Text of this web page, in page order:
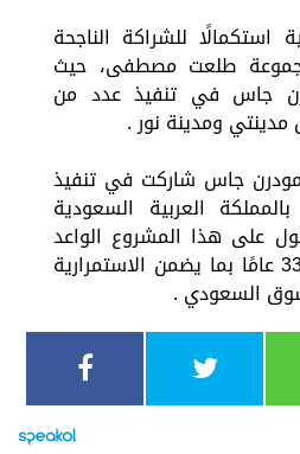
استكمالًا للشراكة الناجحة
طلعت مصطفى، حيث
جاس في تنفيذ عدد من
ومدينة نور .
جاس شاركت في تنفيذ
العربية السعودية
على هذا المشروع الواعد
كمنطقة امتياز لمدة 33 عامًا بما يضمن الاستمرارية
السعودي .